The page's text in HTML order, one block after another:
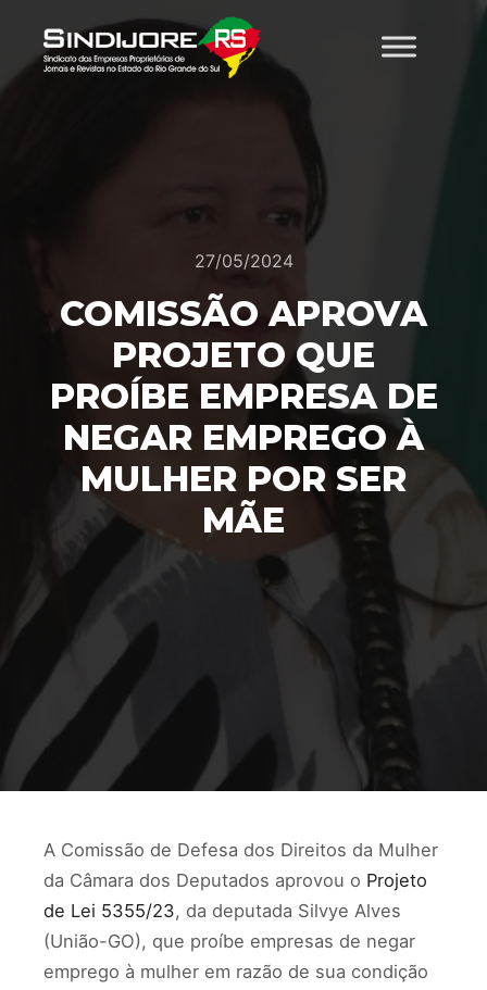
27/05/2024
COMISSÃO APROVA
PROJETO QUE
PROÍBE EMPRESA DE
NEGAR EMPREGO À
MULHER POR SER
MÃE
A Comissão de Defesa dos Direitos da Mulher
da Câmara dos Deputados aprovou o Projeto
de Lei 5355/23, da deputada Silvye Alves
(União-GO), que proíbe empresas de negar
emprego à mulher em razão de sua condição